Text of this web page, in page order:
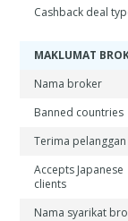
Cashback deal
MAKLUMAT
Nama broker
Banned countries
Terima pelanggan
Accepts Japanese
clients
Nama syarikat